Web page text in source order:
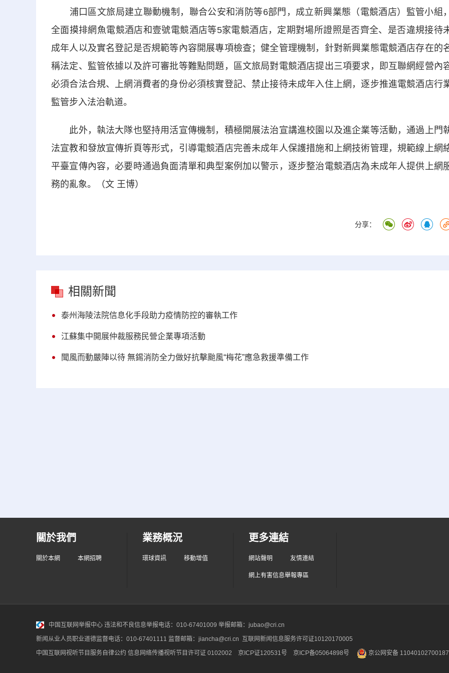
浦口區文旅局建立聯動機制，聯合公安和消防等6部門，成立新興業態（電競酒店）監管小組
全面摸排網魚電競酒店和壹號電競酒店等5家電競酒店，定期對場所證照是否齊全、是否違規接待
成年人以及實名登記是否規範等內容開展專項檢查；健全管理機制，針對新興業態電競酒店存在的
稱法定、監管依據以及許可審批等難點問題，區文旅局對電競酒店提出三項要求，即互聯網經營內
必須合法合規、上網消費者的身份必須核實登記、禁止接待未成年入住上網，逐步推進電競酒店行
監管步入法治軌道。
此外，執法大隊也堅持用活宣傳機制，積極開展法治宣講進校園以及進企業等活動，通過上門
法宣教和發放宣傳折頁等形式，引導電競酒店完善未成年人保護措施和上網技術管理，規範線上網
平臺宣傳內容，必要時通過負面清單和典型案例加以警示，逐步整治電競酒店為未成年人提供上網
務的亂象。（文 王博）
分享：
相關新聞
泰州海陵法院信息化手段助力疫情防控的審執工作
江蘇集中開展仲裁服務民營企業專項活動
聞風而動嚴陣以待 無錫消防全力做好抗擊颱風“梅花”應急救援準備工作
關於我們
關於本網 本網招聘
業務概況
環球資訊 移動增值
更多連結
網站聲明 友情連結
網上有害信息舉報專區
中国互联网举报中心 违法和不良信息举报电话：010-67401009 举报邮箱：jubao@cri.cn
新闻从业人员职业道德监督电话：010-67401111 监督邮箱：jiancha@cri.cn 互联网新闻信息服务许可证10120170005
中国互联网视听节目服务自律公约 信息网络传播视听节目许可证 0102002 京ICP证120531号 京ICP备05064898号 京公网安备